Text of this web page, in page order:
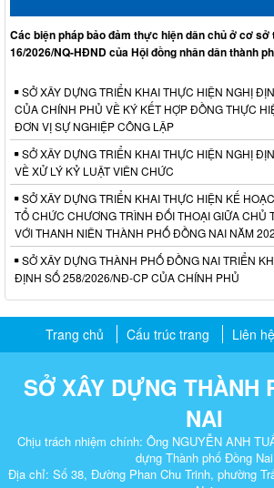
Các biện pháp bảo đảm thực hiện dân chủ ở cơ sở
16/2026/NQ-HĐND của Hội đồng nhân dân thành
SỞ XÂY DỰNG TRIỂN KHAI THỰC HIỆN NGHỊ
CỦA CHÍNH PHỦ VỀ KÝ KẾT HỢP ĐỒNG THỰC
ĐƠN VỊ SỰ NGHIỆP CÔNG LẬP
SỞ XÂY DỰNG TRIỂN KHAI THỰC HIỆN NGHỊ
VỀ XỬ LÝ KỶ LUẬT VIÊN CHỨC
SỞ XÂY DỰNG TRIỂN KHAI THỰC HIỆN KẾ
TỔ CHỨC CHƯƠNG TRÌNH ĐỐI THOẠI GIỮA CHỦ
VỚI THANH NIÊN THÀNH PHỐ ĐỒNG NAI NĂM
SỞ XÂY DỰNG THÀNH PHỐ ĐỒNG NAI TRIỂN
ĐỊNH SỐ 258/2026/NĐ-CP CỦA CHÍNH PHỦ
Trang chủ Cấu trúc trang Liên hệ
SỞ XÂY DỰNG THÀNH
NAI
Chịu trách nhiệm chính: Ông NGUYỄN ANH
dựng Thành phố Đồng Nai
Địa chỉ: Số 38, Đường Phan Chu Trinh, phường